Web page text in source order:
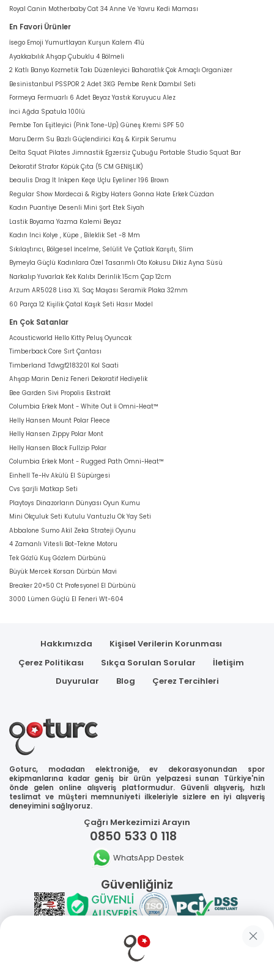
Royal Canin Motherbaby Cat 34 Anne Ve Yavru Kedi Maması
En Favori Ürünler
İsego Emoji Yumurtlayan Kurşun Kalem 4'lü
Ayakkabılık Ahşap Çubuklu 4 Bölmeli
2 Katlı Banyo Kozmetik Takı Düzenleyici Baharatlık Çok Amaçlı Organizer
Besinistanbul PSSPOR 2 Adet 3KG Pembe Renk Dambıl Seti
Formeya Fermuarlı 6 Adet Beyaz Yastık Koruyucu Alez
İnci Ağda Spatula 100lü
Pembe Ton Eşitleyici (Pink Tone-Up) Güneş Kremi SPF 50
Maru.Derm Su Bazlı Güçlendirici Kaş & Kirpik Serumu
Delta Squat Pilates Jimnastik Egzersiz Çubuğu Portable Studio Squat Bar
Dekoratif Strafor Köpük Çıta (5 CM GENİŞLİK)
beaulis Drag It Inkpen Keçe Uçlu Eyeliner 196 Brown
Regular Show Mordecai & Rigby Haters Gonna Hate Erkek Cüzdan
Kadın Puantiye Desenli Mini Şort Etek Siyah
Lastik Boyama Yazma Kalemi Beyaz
Kadın Inci Kolye , Küpe , Bileklik Set -8 Mm
Sıkılaştırıcı, Bölgesel İncelme, Selülit Ve Çatlak Karşıtı, Slim
Bymeyla Güçlü Kadınlara Özel Tasarımlı Oto Kokusu Dikiz Ayna Süsü
Narkalıp Yuvarlak Kek Kalıbı Derinlik 15cm Çap 12cm
Arzum AR5028 Lisa XL Saç Maşası Seramik Plaka 32mm
60 Parça 12 Kişilik Çatal Kaşık Seti Hasır Model
En Çok Satanlar
Acousticworld Hello Kitty Peluş Oyuncak
Timberback Core Sırt Çantası
Timberland Tdwgf2183201 Kol Saati
Ahşap Marin Deniz Feneri Dekoratif Hediyelik
Bee Garden Sivi Propolis Ekstrakt
Columbia Erkek Mont - White Out İi Omni-Heat™
Helly Hansen Mount Polar Fleece
Helly Hansen Zippy Polar Mont
Helly Hansen Block Fullzip Polar
Columbia Erkek Mont - Rugged Path Omni-Heat™
Einhell Te-Hv Akülü El Süpürgesi
Cvs Şarjli Matkap Seti
Playtoys Dinazorların Dünyası Oyun Kumu
Mini Okçuluk Seti Kutulu Vantuzlu Ok Yay Seti
Abbalone Sumo Akil Zeka Strateji Oyunu
4 Zamanlı Vitesli Bot-Tekne Motoru
Tek Gözlü Kuş Gözlem Dürbünü
Büyük Mercek Korsan Dürbün Mavi
Breaker 20×50 Ct Profesyonel El Dürbünü
3000 Lümen Güçlü El Feneri Wt-604
Hakkımızda
Kişisel Verilerin Korunması
Çerez Politikası
Sıkça Sorulan Sorular
İletişim
Duyurular
Blog Çerez Tercihleri
Goturc, modadan elektroniğe, ev dekorasyonundan spor
ekipmanlarına kadar geniş bir ürün yelpazesi sunan Türkiye'nin
önde gelen online alışveriş platformudur. Güvenli alışveriş, hızlı
teslimat ve müşteri memnuniyeti ilkeleriyle sizlere en iyi alışveriş
deneyimini sağlıyoruz.
Çağrı Merkezimizi Arayın
0850 533 0 118
WhatsApp Destek
Güvenliğiniz
Sosyal Medya